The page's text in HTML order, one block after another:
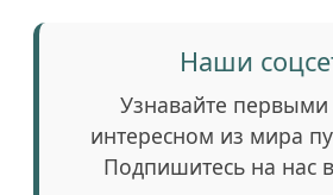
Наши
Узнавайте
интересном из мира
Подпишитесь на нас